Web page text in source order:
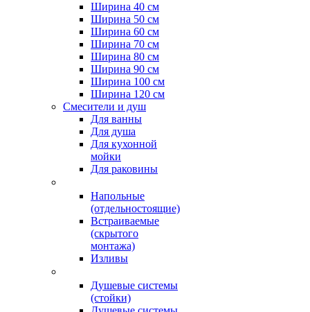
Ширина 40 см
Ширина 50 см
Ширина 60 см
Ширина 70 см
Ширина 80 см
Ширина 90 см
Ширина 100 см
Ширина 120 см
Смесители и душ
Для ванны
Для душа
Для кухонной
мойки
Для раковины
Напольные
(отдельностоящие)
Встраиваемые
(скрытого
монтажа)
Изливы
Душевые системы
(стойки)